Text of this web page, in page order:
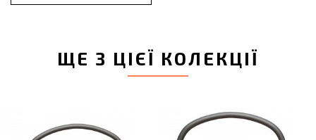
ЩЕ З ЦІЄЇ КОЛЕКЦІЇ